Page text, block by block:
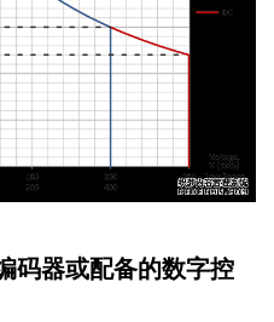
码器或配备的数字控